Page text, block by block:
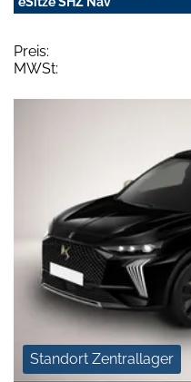
Preis:
MWSt:
Standort Zentrallager